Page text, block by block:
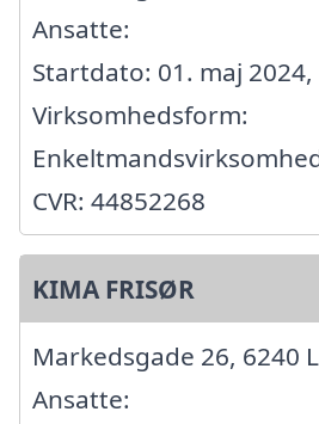
Ansatte:
Startdato: 01. maj 2024,
Virksomhedsform:
CVR: 44852268
KIMA FRISØR
Markedsgade 26, 6240
Ansatte: